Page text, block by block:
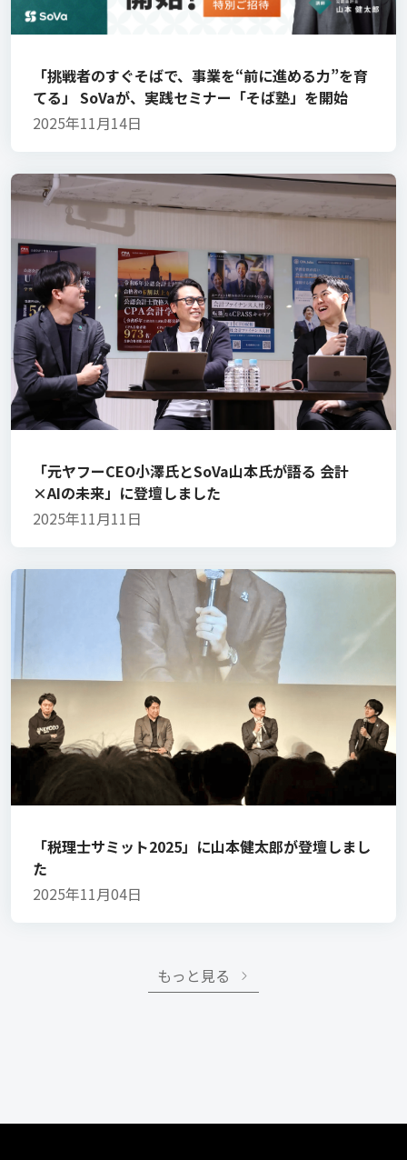
「挑戦者のすぐそばで、事業を“前に進める力”を育
てる」 SoVaが、実践セミナー「そば塾」を開始
2025年11月14日
「元ヤフーCEO小澤氏とSoVa山本氏が語る 会計
×AIの未来」に登壇しました
2025年11月11日
「税理士サミット2025」に山本健太郎が登壇しまし
た
2025年11月04日
もっと見る